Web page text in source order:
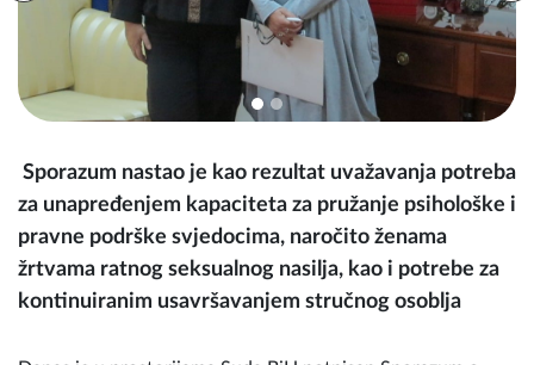
Sporazum nastao je kao rezultat uvažavanja potreba
za unapređenjem kapaciteta za pružanje psihološke i
pravne podrške svjedocima, naročito ženama
žrtvama ratnog seksualnog nasilja, kao i potrebe za
kontinuiranim usavršavanjem stručnog osoblja